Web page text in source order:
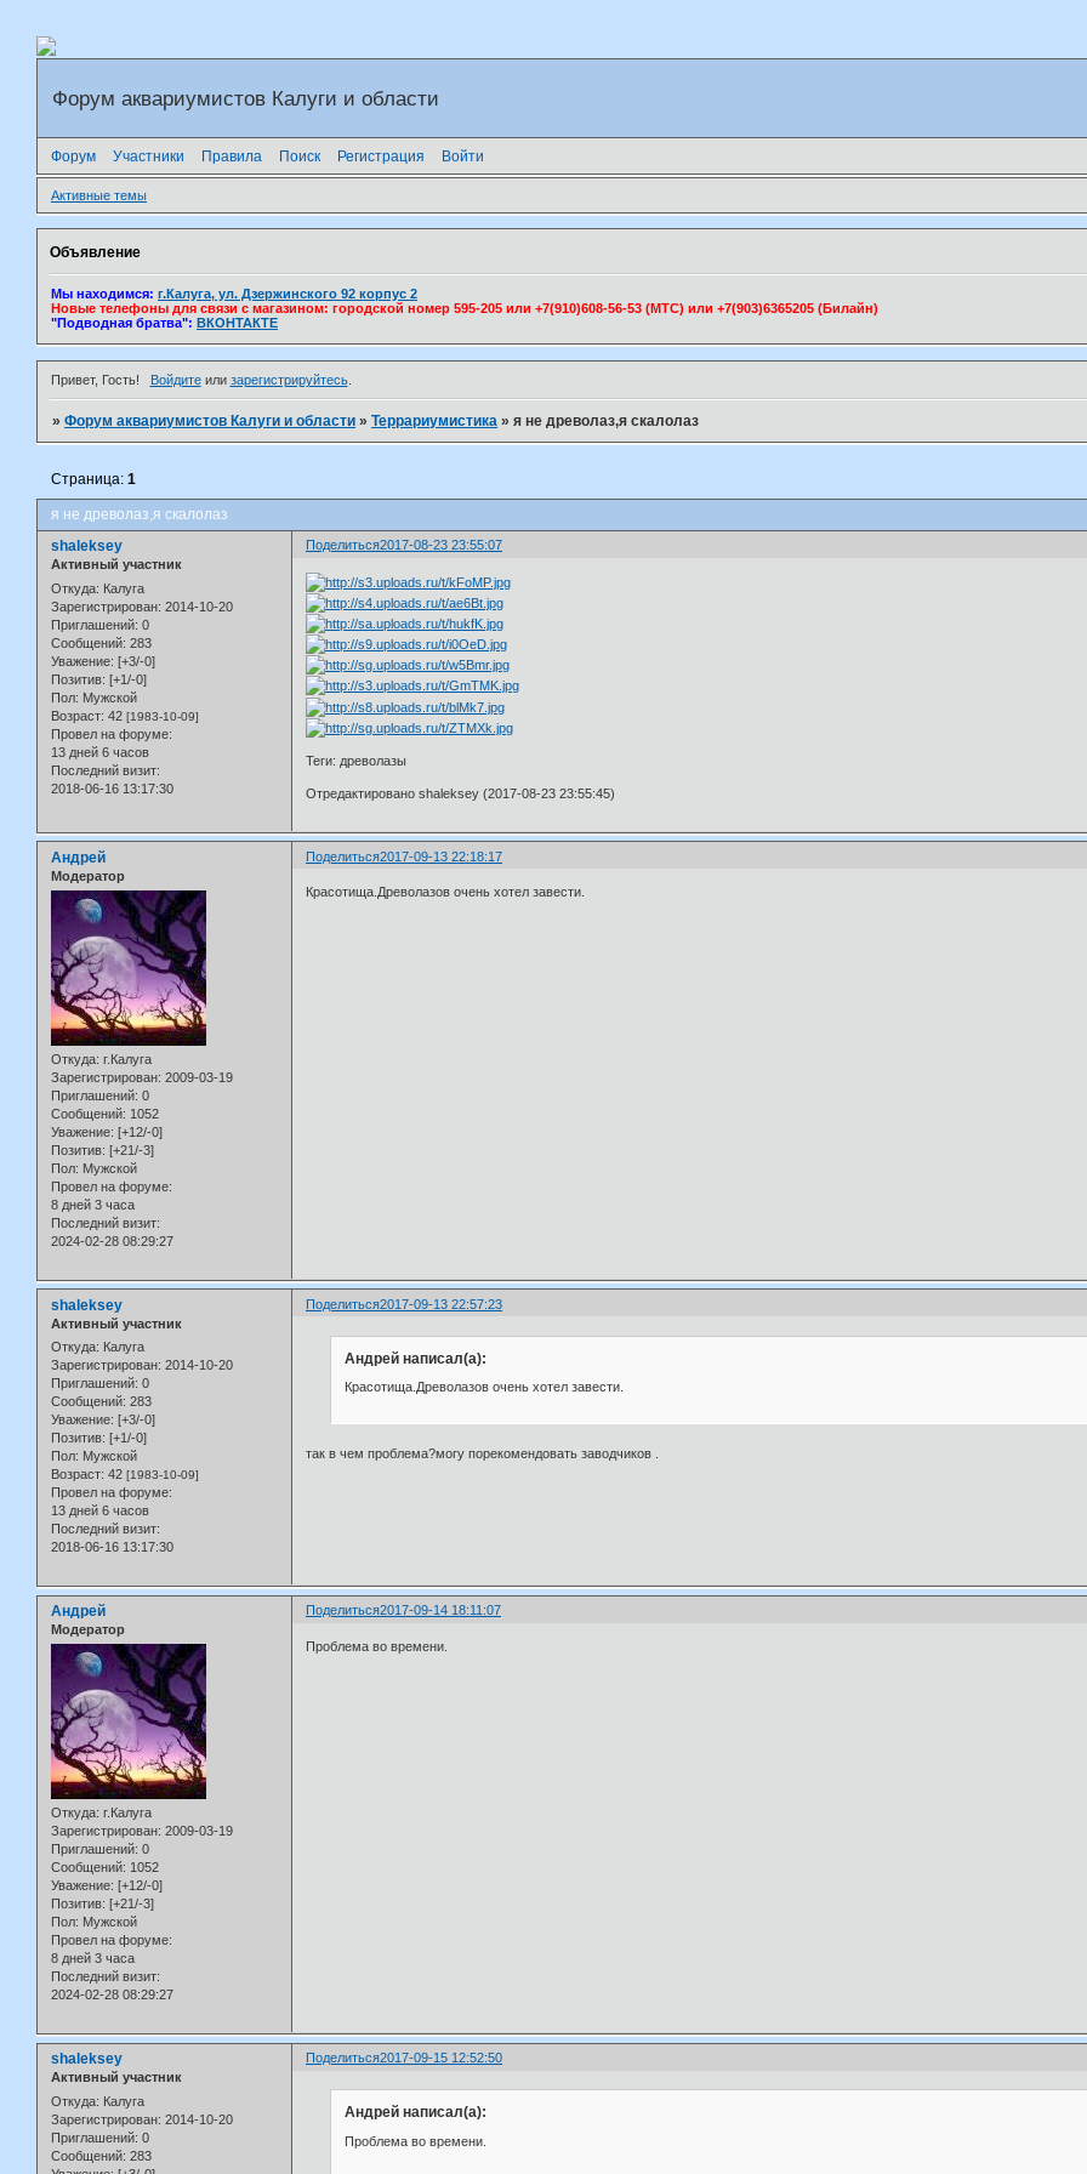
Форум аквариумистов Калуги и области
Форум Участники Правила Поиск Регистрация Войти
Активные темы
Объявление
Мы находимся: г.Калуга, ул. Дзержинского 92 корпус 2
Новые телефоны для связи с магазином: городской номер 595-205 или +7(910)608-56-53 (МТС) или +7(903)6365205 (Билайн)
"Подводная братва": ВКОНТАКТЕ
Привет, Гость! Войдитеили зарегистрируйтесь.
»Форум аквариумистов Калуги и области »Террариумистика »я не древолаз,я скалолаз
я не древолаз,я скалолаз
Страница:1
Поделиться2017-08-23 23:55:07
shaleksey
Активный участник
Откуда: Калуга
Зарегистрирован: 2014-10-20
Приглашений: 0
Сообщений: 283
Уважение: [+3/-0]
Позитив: [+1/-0]
Пол: Мужской
Возраст: 42 [1983-10-09]
Провел на форуме:
13 дней 6 часов
Последний визит:
2018-06-16 13:17:30
Теги: древолазы
Отредактировано shaleksey (2017-08-23 23:55:45)
Поделиться2017-09-13 22:18:17
Андрей
Модератор
Откуда: г.Калуга
Зарегистрирован: 2009-03-19
Приглашений: 0
Сообщений: 1052
Уважение: [+12/-0]
Позитив: [+21/-3]
Пол: Мужской
Провел на форуме:
8 дней 3 часа
Последний визит:
2024-02-28 08:29:27
Красотища.Древолазов очень хотел завести.
Поделиться2017-09-13 22:57:23
shaleksey
Активный участник
Откуда: Калуга
Зарегистрирован: 2014-10-20
Приглашений: 0
Сообщений: 283
Уважение: [+3/-0]
Позитив: [+1/-0]
Пол: Мужской
Возраст: 42 [1983-10-09]
Провел на форуме:
13 дней 6 часов
Последний визит:
2018-06-16 13:17:30
Андрей написал(а):
Красотища.Древолазов очень хотел завести.
так в чем проблема?могу порекомендовать заводчиков .
Поделиться2017-09-14 18:11:07
Андрей
Модератор
Откуда: г.Калуга
Зарегистрирован: 2009-03-19
Приглашений: 0
Сообщений: 1052
Уважение: [+12/-0]
Позитив: [+21/-3]
Пол: Мужской
Провел на форуме:
8 дней 3 часа
Последний визит:
2024-02-28 08:29:27
Проблема во времени.
Поделиться2017-09-15 12:52:50
shaleksey
Активный участник
Откуда: Калуга
Зарегистрирован: 2014-10-20
Приглашений: 0
Сообщений: 283
Андрей написал(а):
Проблема во времени.